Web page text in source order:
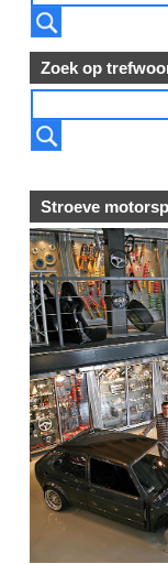
Zoek op
Stroeve